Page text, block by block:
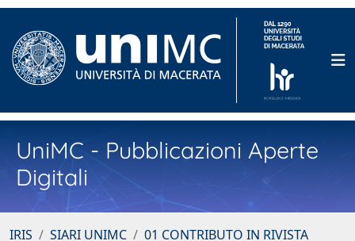
UniMC - Pubblicazioni Aperte
Digitali
IRIS SIARI UNIMC
01 CONTRIBUTO IN RIVISTA